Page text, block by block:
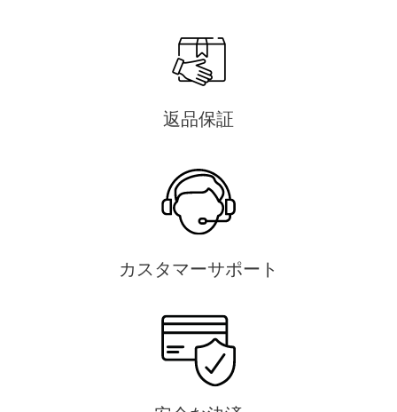
返品保証
カスタマーサポート